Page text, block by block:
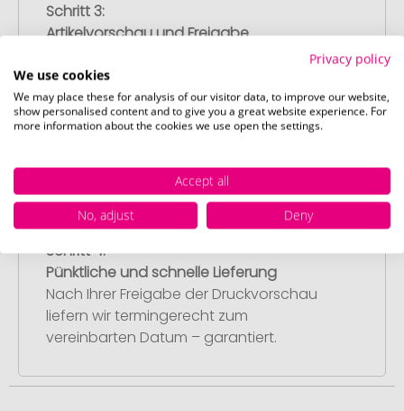
Schritt 3:
Artikelvorschau und Freigabe
Druckvorschau mit Ihrem Design. Sobald
Sie diese freigeben, starten wir
umgehend mit der Produktion.
Schritt 4:
Pünktliche und schnelle Lieferung
Nach Ihrer Freigabe der Druckvorschau
liefern wir termingerecht zum
vereinbarten Datum – garantiert.
Privacy policy
We use cookies
We may place these for analysis of our visitor data, to improve our website,
show personalised content and to give you a great website experience. For
more information about the cookies we use open the settings.
Accept all
No, adjust
Deny